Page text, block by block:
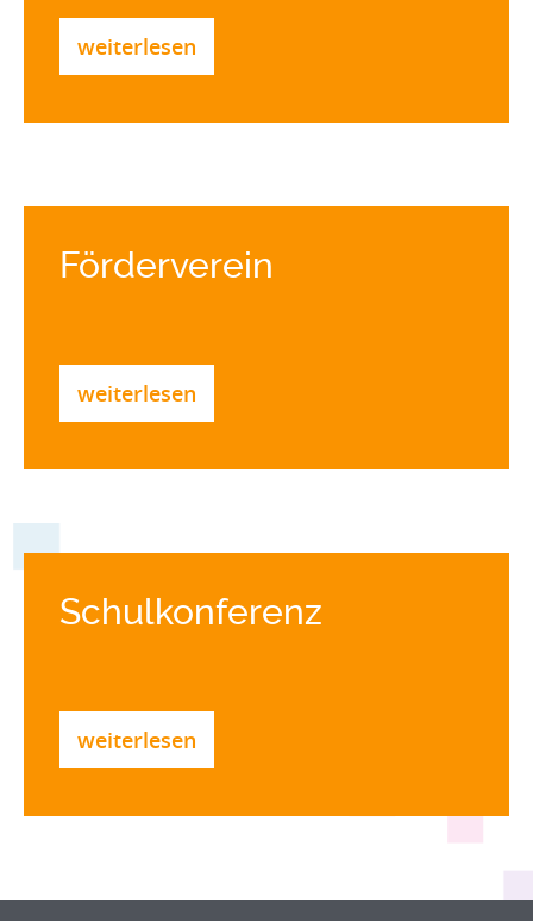
weiterlesen
Förderverein
weiterlesen
Schulkonferenz
weiterlesen